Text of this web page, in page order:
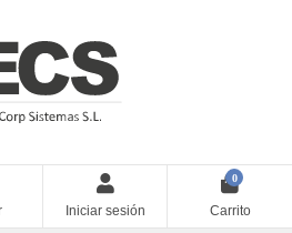
Iniciar sesión
0
Carrito